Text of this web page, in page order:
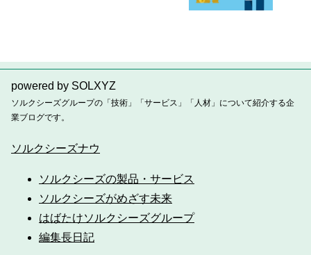
powered by SOLXYZ
ソルクシーズグループの「技術」「サービス」「人材」について紹介する企
業ブログです。
ソルクシーズナウ
ソルクシーズの製品・サービス
ソルクシーズがめざす未来
はばたけソルクシーズグループ
編集長日記